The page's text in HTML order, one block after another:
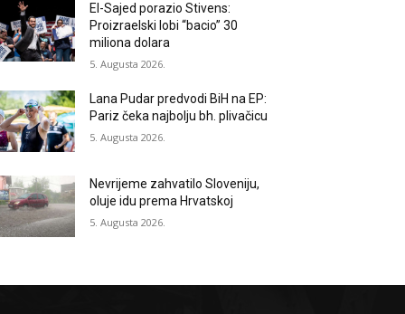
El-Sajed porazio Stivens:
Proizraelski lobi “bacio” 30
miliona dolara
5. Augusta 2026.
Lana Pudar predvodi BiH na EP:
Pariz čeka najbolju bh. plivačicu
5. Augusta 2026.
Nevrijeme zahvatilo Sloveniju,
oluje idu prema Hrvatskoj
5. Augusta 2026.